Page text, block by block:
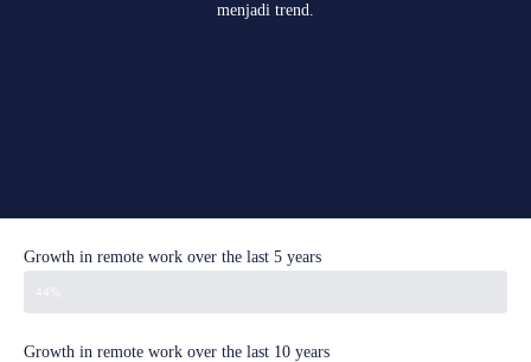
menjadi trend.
Growth in remote work over the last 5 years
Growth in remote work over the last 10 years